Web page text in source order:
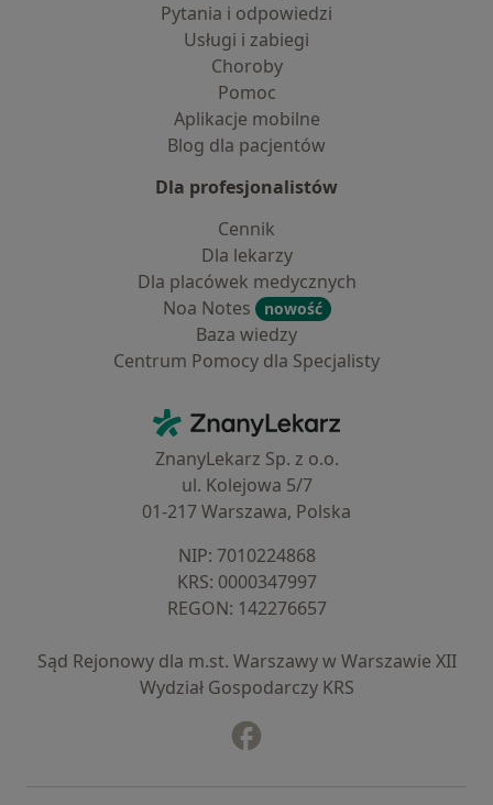
Pytania i odpowiedzi
Usługi i zabiegi
Choroby
Pomoc
Aplikacje mobilne
Blog dla pacjentów
Dla profesjonalistów
Cennik
Dla lekarzy
Dla placówek medycznych
Noa Notes
nowość
Baza wiedzy
Centrum Pomocy dla Specjalisty
ZnanyLekarz - Strona główna
ZnanyLekarz Sp. z o.o.
ul. Kolejowa 5/7
01-217 Warszawa, Polska
NIP: ⁠7010224868
KRS: ⁠0000347997
REGON: ⁠142276657
Sąd Rejonowy dla m.st. Warszawy w Warszawie XII
Wydział Gospodarczy KRS